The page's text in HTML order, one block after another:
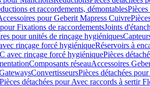
et raccordements, démontables
pour Geberit Mapress Cuivre
Fixations de raccordementsJoints
pour unités de rinçage hygiéniques
rinçage forcé hygiéniqueRéservoirs à
avec rinçage forcé hygiéniquePièces
Composants réseauAccessoires
ConvertisseursPièces détachées
Pièces détachées pour Avec raccords à sertir